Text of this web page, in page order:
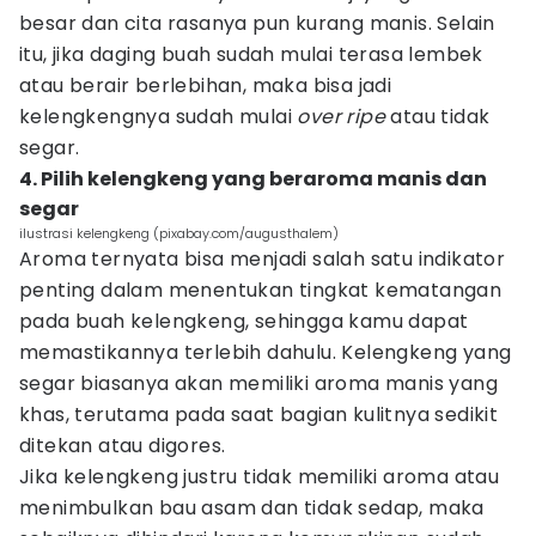
besar dan cita rasanya pun kurang manis. Selain
itu, jika daging buah sudah mulai terasa lembek
atau berair berlebihan, maka bisa jadi
kelengkengnya sudah mulai over ripeatau tidak
segar.
4. Pilih kelengkeng yang beraroma manis dan
segar
ilustrasi kelengkeng (pixabay.com/augusthalem)
Aroma ternyata bisa menjadi salah satu indikator
penting dalam menentukan tingkat kematangan
pada buah kelengkeng, sehingga kamu dapat
memastikannya terlebih dahulu. Kelengkeng yang
segar biasanya akan memiliki aroma manis yang
khas, terutama pada saat bagian kulitnya sedikit
ditekan atau digores.
Jika kelengkeng justru tidak memiliki aroma atau
menimbulkan bau asam dan tidak sedap, maka